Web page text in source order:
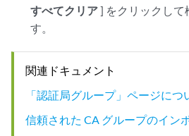
すべてクリア] をクリックして
す。
関連ドキュメント
「認証局グループ」ページにつ
信頼された CA グループのイン